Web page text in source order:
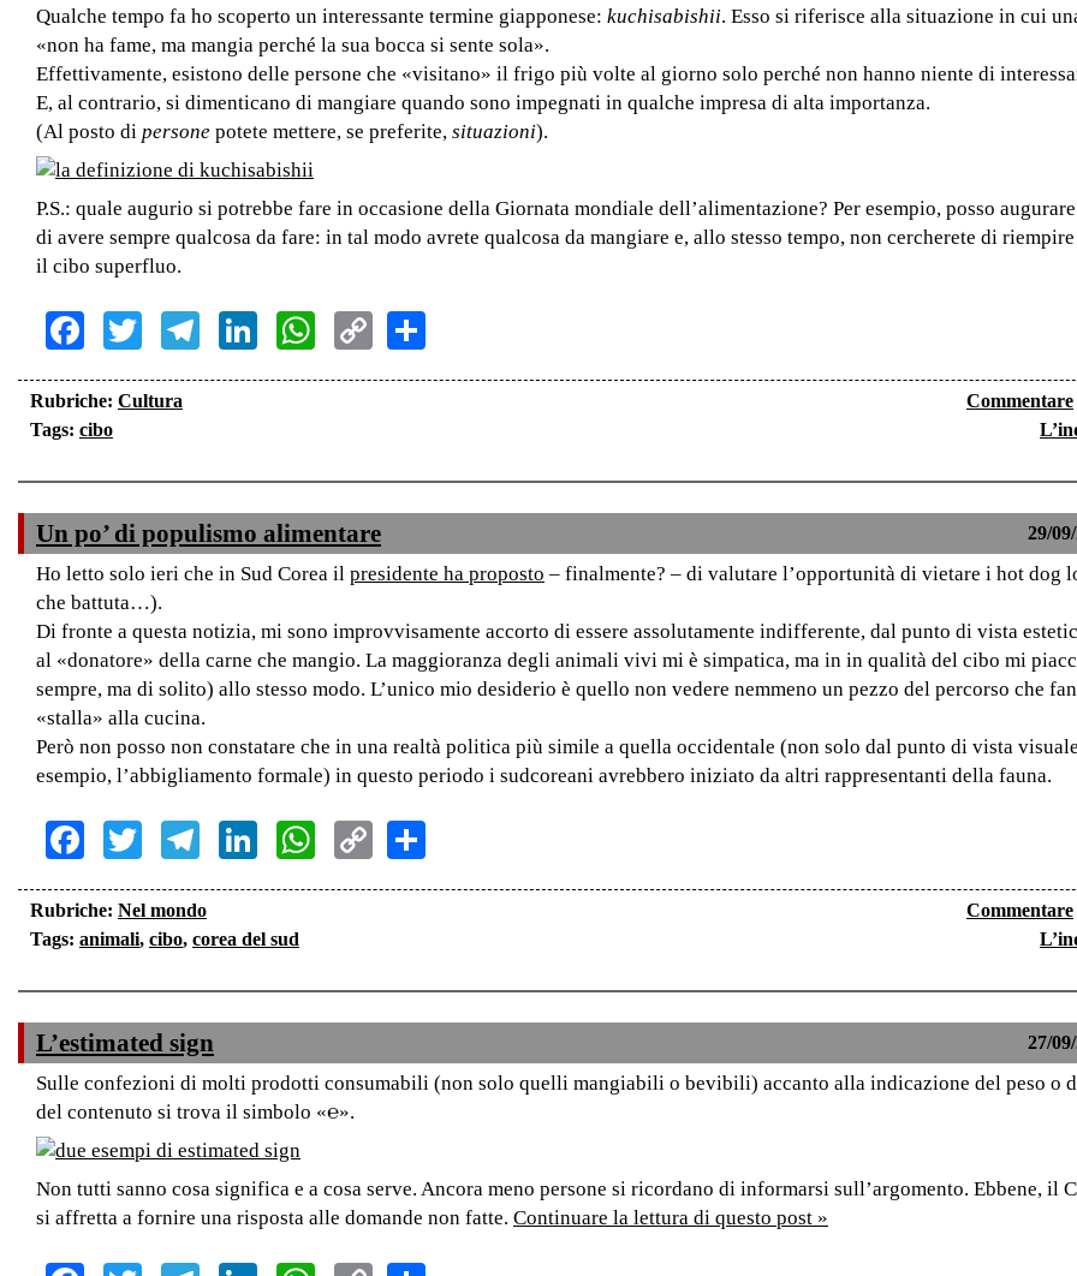
Qualche tempo fa ho scoperto un interessante termine giapponese: kuchisabishii. Esso si riferisce alla situazione in cui
«non ha fame, ma mangia perché la sua bocca si sente sola».
Effettivamente, esistono delle persone che «visitano» il frigo più volte al giorno solo perché non hanno niente di
E, al contrario, si dimenticano di mangiare quando sono impegnati in qualche impresa di alta importanza.
(Al posto di persone potete mettere, se preferite, situazioni).
P.S.: quale augurio si potrebbe fare in occasione della Giornata mondiale dell’alimentazione? Per esempio, posso
di avere sempre qualcosa da fare: in tal modo avrete qualcosa da mangiare e, allo stesso tempo, non cercherete di
il cibo superfluo.
Facebook
TwitterTelegram
LinkedInWhatsApp
Copy
Link
Rubriche: Cultura
Tags: cibo
Commentare
Un po’ di populismo alimentare 29/
Ho letto solo ieri che in Sud Corea il presidente ha proposto – finalmente? – di valutare l’opportunità di vietare i hot dog
che battuta…).
Di fronte a questa notizia, mi sono improvvisamente accorto di essere assolutamente indifferente, dal punto di vista
al «donatore» della carne che mangio. La maggioranza degli animali vivi mi è simpatica, ma in in qualità del cibo mi
sempre, ma di solito) allo stesso modo. L’unico mio desiderio è quello non vedere nemmeno un pezzo del percorso che
«stalla» alla cucina.
Però non posso non constatare che in una realtà politica più simile a quella occidentale (non solo dal punto di vista
esempio, l’abbigliamento formale) in questo periodo i sudcoreani avrebbero iniziato da altri rappresentanti della fauna.
Facebook
TwitterTelegram
LinkedInWhatsApp
Copy
Link
Rubriche: Nel mondo
Tags: animali, cibo, corea del sud
Commentare
L’estimated sign 27/
Sulle confezioni di molti prodotti consumabili (non solo quelli mangiabili o bevibili) accanto alla indicazione del peso o
del contenuto si trova il simbolo «℮».
Non tutti sanno cosa significa e a cosa serve. Ancora meno persone si ricordano di informarsi sull’argomento. Ebbene, il
si affretta a fornire una risposta alle domande non fatte. Continuare la lettura di questo post »